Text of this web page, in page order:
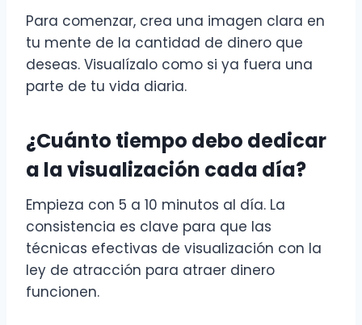
Para comenzar, crea una imagen clara en
tu mente de la cantidad de dinero que
deseas. Visualízalo como si ya fuera una
parte de tu vida diaria.
¿Cuánto tiempo debo dedicar
a la visualización cada día?
Empieza con 5 a 10 minutos al día. La
consistencia es clave para que las
técnicas efectivas de visualización con la
ley de atracción para atraer dinero
funcionen.